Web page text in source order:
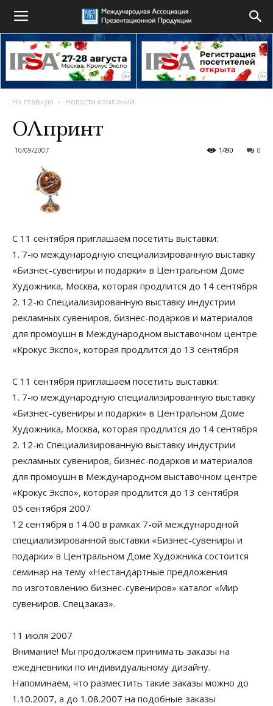
На главную Новости компаний
ОЛпринт
10/09/2007 0
1490
С 11 сентября приглашаем посетить выставки:
1. 7-ю международную специализированную выставку
«Бизнес-сувениры и подарки» в Центральном Доме
Художника, Москва, которая продлится до 14 сентября
2. 12-ю Специализированную выставку индустрии
рекламных сувениров, бизнес-подарков и материалов
для промоушн в Международном выставочном центре
«Крокус Экспо», которая продлится до 13 сентября
С 11 сентября приглашаем посетить выставки:
1. 7-ю международную специализированную выставку
«Бизнес-сувениры и подарки» в Центральном Доме
Художника, Москва, которая продлится до 14 сентября
2. 12-ю Специализированную выставку индустрии
рекламных сувениров, бизнес-подарков и материалов
для промоушн в Международном выставочном центре
«Крокус Экспо», которая продлится до 13 сентября
05 сентября 2007
12 сентября в 14.00 в рамках 7-ой международной
специализированной выставки «Бизнес-сувениры и
подарки» в Центральном Доме Художника состоится
семинар на тему «Нестандартные предложения
по изготовлению бизнес-сувениров» каталог «Мир
сувениров. Спецзаказ».
11 июля 2007
Внимание! Мы продолжаем принимать заказы на
ежедневники по индивидуальному дизайну.
Напоминаем, что разместить такие заказы можно до
1.10.2007, а до 1.08.2007 на подобные заказы